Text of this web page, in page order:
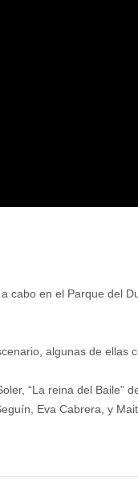
cabo en el Parque del
algunas de ellas
“La reina del Baile”
Eva Cabrera, y